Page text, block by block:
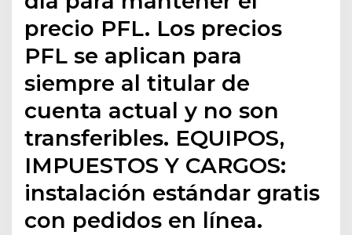
precio PFL. Los precios
PFL se aplican para
siempre al titular de
cuenta actual y no son
transferibles. EQUIPOS,
IMPUESTOS Y CARGOS:
instalación estándar gratis
con pedidos en línea.